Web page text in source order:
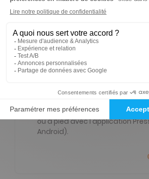
NOUVEAU à tester
Ecoutez tous les articles de
partout et à tout moment de la
voiture (Disponible via CarPlay
ou à pied avec l'application
Android).